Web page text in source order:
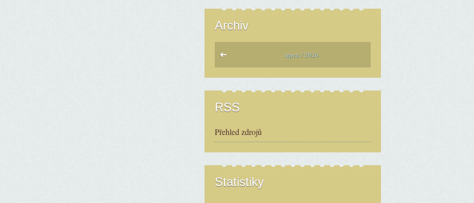
Archiv
srpen / 2026
RSS
Přehled zdrojů
Statistiky